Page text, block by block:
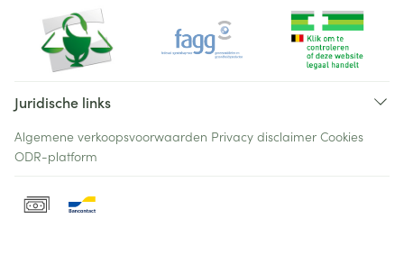
Juridische links
Algemene verkoopsvoorwaarden Privacy disclaimer Cookies
ODR-platform